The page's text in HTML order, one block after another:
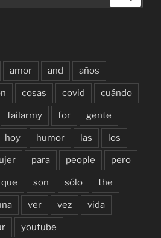
amor and años
cosas covid cuándo
failarmy for gente
hoy humor las los
para people pero
que son sólo the
ver vez vida
youtube